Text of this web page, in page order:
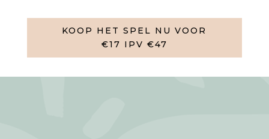
KOOP HET SPEL NU VOOR
€17 IPV €47